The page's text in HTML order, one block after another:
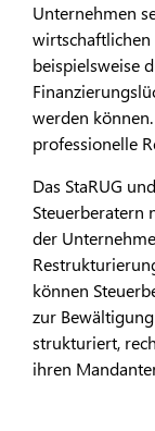
Unternehmen
beispielsweise
werden
professionelle
Das StaRUG
Steuerberatern
der
können
zur
strukturiert,
ihren